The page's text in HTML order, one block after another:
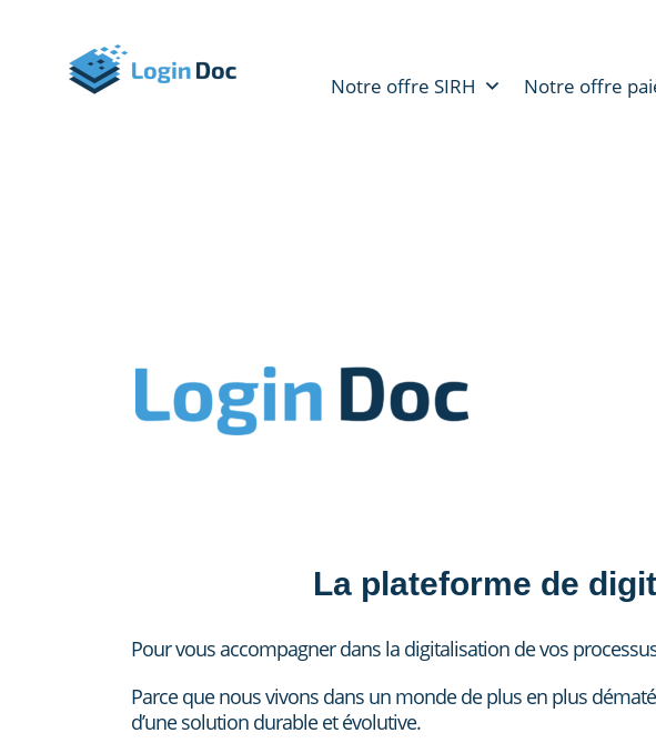
Notre offre SIRH Notre offre
La plateforme de
Pour vous accompagner dans la digitalisation de vos
Parce que nous vivons dans un monde de plus en plus
d’une solution durable et évolutive.